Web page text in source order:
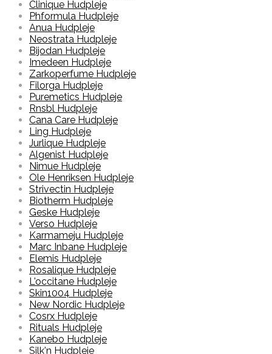
Clinique Hudpleje
Phformula Hudpleje
Anua Hudpleje
Neostrata Hudpleje
Bijodan Hudpleje
Imedeen Hudpleje
Zarkoperfume Hudpleje
Filorga Hudpleje
Puremetics Hudpleje
Rnsbl Hudpleje
Cana Care Hudpleje
Ling Hudpleje
Jurlique Hudpleje
Algenist Hudpleje
Nimue Hudpleje
Ole Henriksen Hudpleje
Strivectin Hudpleje
Biotherm Hudpleje
Geske Hudpleje
Verso Hudpleje
Karmameju Hudpleje
Marc Inbane Hudpleje
Elemis Hudpleje
Rosalique Hudpleje
L'occitane Hudpleje
Skin1004 Hudpleje
New Nordic Hudpleje
Cosrx Hudpleje
Rituals Hudpleje
Kanebo Hudpleje
Silk'n Hudpleje